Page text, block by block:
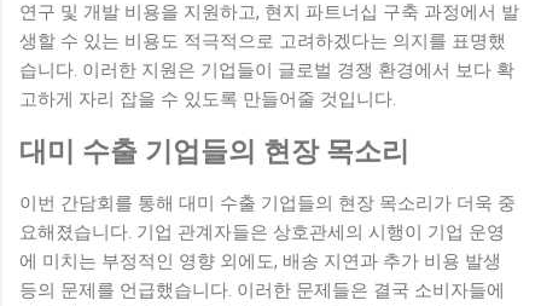
연구 및 개발 비용을 지원하고, 현지 파트너십 구축 과정에서 발
생할 수 있는 비용도 적극적으로 고려하겠다는 의지를 표명했
습니다. 이러한 지원은 기업들이 글로벌 경쟁 환경에서 보다 확
고하게 자리 잡을 수 있도록 만들어줄 것입니다.
대미 수출 기업들의 현장 목소리
이번 간담회를 통해 대미 수출 기업들의 현장 목소리가 더욱 중
요해졌습니다. 기업 관계자들은 상호관세의 시행이 기업 운영
에 미치는 부정적인 영향 외에도, 배송 지연과 추가 비용 발생
등의 문제를 언급했습니다. 이러한 문제들은 결국 소비자들에